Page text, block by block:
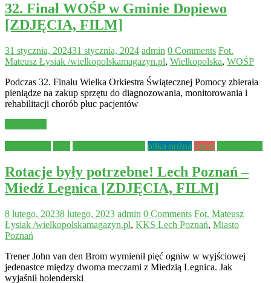
32. Finał WOŚP w Gminie Dopiewo
[ZDJĘCIA, FILM]
31 stycznia, 202431 stycznia, 2024 admin 0 Comments Fot.
Mateusz Łysiak /wielkopolskamagazyn.pl, Wielkopolska, WOŚP
Podczas 32. Finału Wielka Orkiestra Świątecznej Pomocy zbierała
pieniądze na zakup sprzętu do diagnozowania, monitorowania i
rehabilitacji chorób płuc pacjentów
piłka nożna Sport
Rotacje były potrzebne! Lech Poznań –
Miedź Legnica [ZDJĘCIA, FILM]
8 lutego, 20238 lutego, 2023 admin 0 Comments Fot. Mateusz
Łysiak /wielkopolskamagazyn.pl, KKS Lech Poznań, Miasto
Poznań
Trener John van den Brom wymienił pięć ogniw w wyjściowej
jedenastce między dwoma meczami z Miedzią Legnica. Jak
wyjaśnił holenderski